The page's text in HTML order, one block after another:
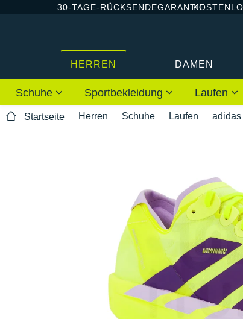
30-TAGE-RÜCKSENDEGARANTIE
HERREN DAMEN
Schuhe Sportbekleidung Laufen
Startseite Herren Schuhe Laufen adidas